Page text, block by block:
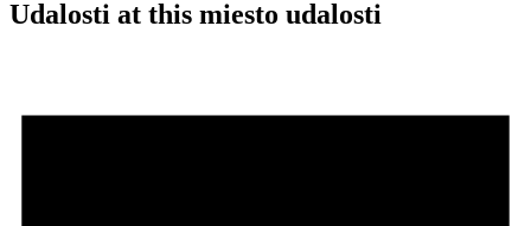
Udalosti at this miesto udalosti